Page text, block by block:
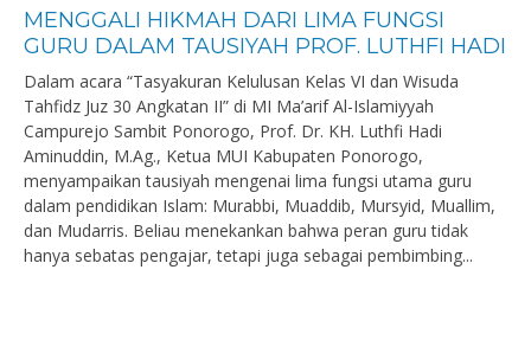
MENGGALI HIKMAH DARI LIMA FUNGSI
GURU DALAM TAUSIYAH PROF. LUTHFI HADI
Dalam acara “Tasyakuran Kelulusan Kelas VI dan Wisuda
Tahfidz Juz 30 Angkatan II” di MI Ma’arif Al-Islamiyyah
Campurejo Sambit Ponorogo, Prof. Dr. KH. Luthfi Hadi
Aminuddin, M.Ag., Ketua MUI Kabupaten Ponorogo,
menyampaikan tausiyah mengenai lima fungsi utama guru
dalam pendidikan Islam: Murabbi, Muaddib, Mursyid, Muallim,
dan Mudarris. Beliau menekankan bahwa peran guru tidak
hanya sebatas pengajar, tetapi juga sebagai pembimbing...